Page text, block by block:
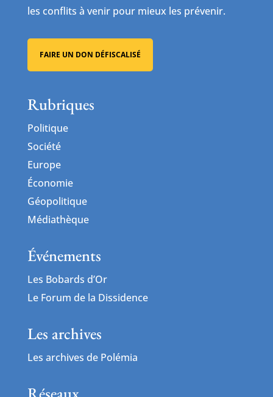
les conflits à venir pour mieux les prévenir.
FAIRE UN DON DÉFISCALISÉ
Rubriques
Politique
Société
Europe
Économie
Géopolitique
Médiathèque
Événements
Les Bobards d’Or
Le Forum de la Dissidence
Les archives
Les archives de Polémia